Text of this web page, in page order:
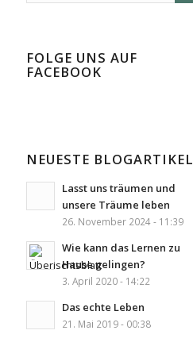
FOLGE UNS AUF
FACEBOOK
NEUESTE BLOGARTIKEL
Lasst uns träumen und
unsere Träume leben
26. November 2024 - 11:39
Wie kann das Lernen zu
Hause gelingen?
3. April 2020 - 14:22
Das echte Leben
21. Mai 2019 - 00:38